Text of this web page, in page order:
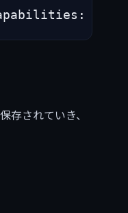
caps
されていき、